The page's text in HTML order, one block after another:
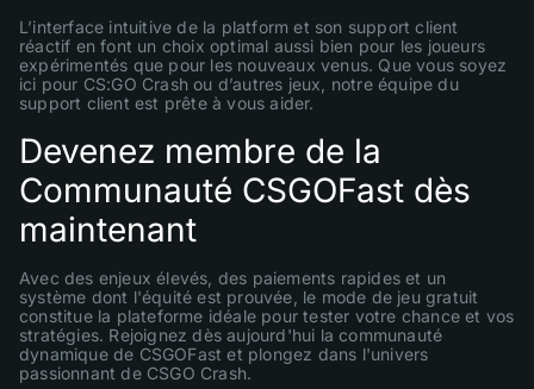
L’interface intuitive de la platform et son support client
réactif en font un choix optimal aussi bien pour les joueurs
expérimentés que pour les nouveaux venus. Que vous soyez
ici pour CS:GO Crash ou d’autres jeux, notre équipe du
support client est prête à vous aider.
Devenez membre de la
Communauté CSGOFast dès
maintenant
Avec des enjeux élevés, des paiements rapides et un
système dont l'équité est prouvée, le mode de jeu gratuit
constitue la plateforme idéale pour tester votre chance et vos
stratégies. Rejoignez dès aujourd'hui la communauté
dynamique de CSGOFast et plongez dans l'univers
passionnant de CSGO Crash.